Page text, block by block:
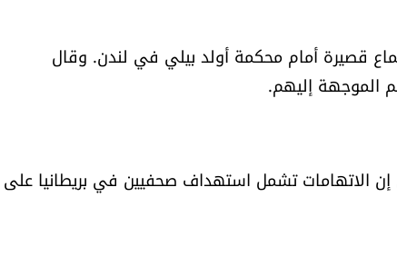
قصيرة أمام محكمة أولد بيلي في لندن. وقال
الموجهة إليهم.
الاتهامات تشمل استهداف صحفيين في بريطانيا على